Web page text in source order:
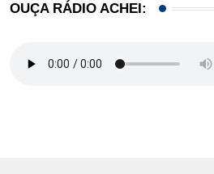
OUÇA RÁDIO ACHEI: